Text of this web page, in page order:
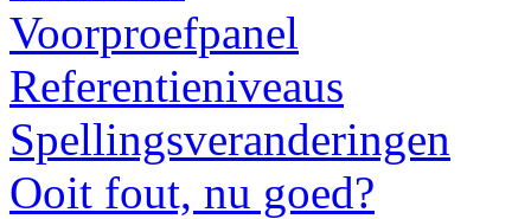
Voorproefpanel
Referentieniveaus
Spellingsveranderingen
Ooit fout, nu goed?